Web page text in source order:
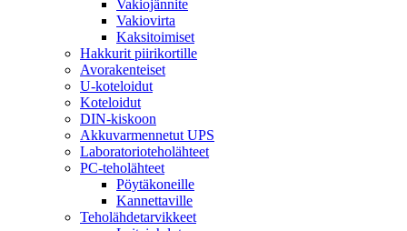
Vakiojännite
Vakiovirta
Kaksitoimiset
Hakkurit piirikortille
Avorakenteiset
U-koteloidut
Koteloidut
DIN-kiskoon
Akkuvarmennetut UPS
Laboratorioteholähteet
PC-teholähteet
Pöytäkoneille
Kannettaville
Teholähdetarvikkeet